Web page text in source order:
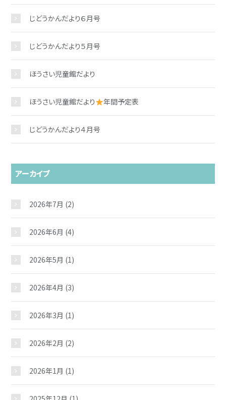
じどうかんだより６月号
じどうかんだより５月号
ほうさい児童館だより
ほうさい児童館だより 年間予定表
じどうかんだより４月号
アーカイブ
2026年7月 (2)
2026年6月 (4)
2026年5月 (1)
2026年4月 (3)
2026年3月 (1)
2026年2月 (2)
2026年1月 (1)